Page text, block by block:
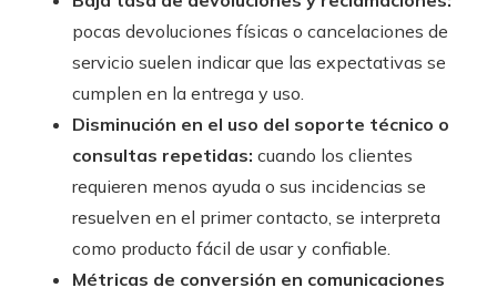
pocas devoluciones físicas o cancelaciones de
servicio suelen indicar que las expectativas se
cumplen en la entrega y uso.
Disminución en el uso del soporte técnico o
consultas repetidas: cuando los clientes
requieren menos ayuda o sus incidencias se
resuelven en el primer contacto, se interpreta
como producto fácil de usar y confiable.
Métricas de conversión en comunicaciones